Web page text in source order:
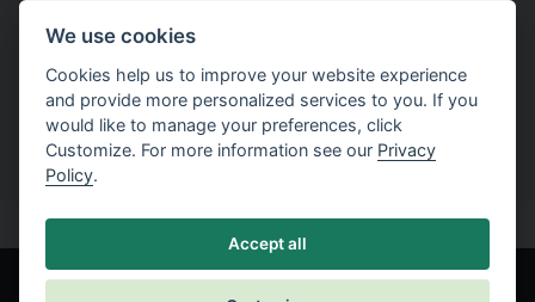
Step by steps guides on how
to solve a specific tasks.
We use cookies
Cookies help us to improve your website experience
and provide more personalized services to you. If you
would like to manage your preferences, click
Customize. For more information see our Privacy
Policy.
Accept all